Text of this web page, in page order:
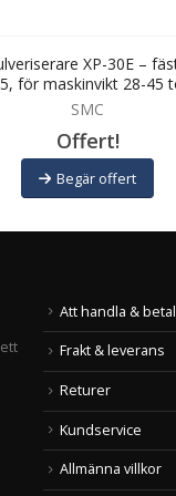
XP-30E –
för maskinvikt 28-45
SMC
Offert!
Begär offert
Att handla &
Frakt & leverans
Returer
Kundservice
Allmänna villkor